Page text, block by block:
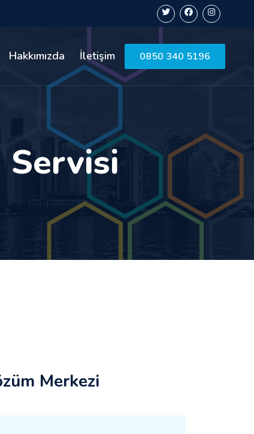
Hakkımızda İletişim 0850 340 5196
Servisi
Merkezi